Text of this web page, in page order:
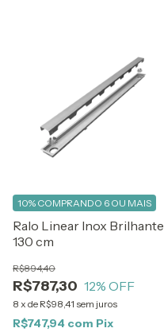
Ralo Linear Inox Brilhante
130 cm
R$787,30
R$894,40
12% OFF
8 x de R$98,41 sem juros
10% COMPRANDO 6 OU MAIS
R$747,94 com Pix